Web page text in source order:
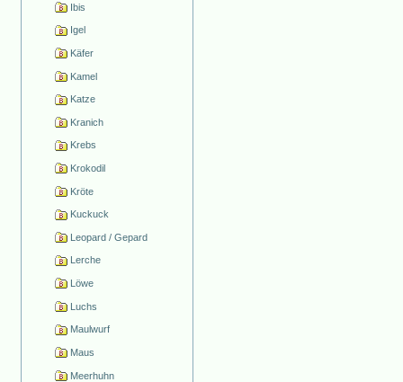
Ibis
Igel
Käfer
Kamel
Katze
Kranich
Krebs
Krokodil
Kröte
Kuckuck
Leopard / Gepard
Lerche
Löwe
Luchs
Maulwurf
Maus
Meerhuhn